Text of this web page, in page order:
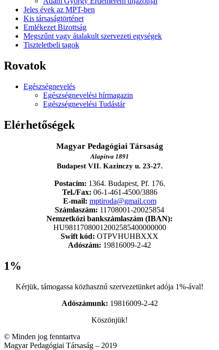
Jeles évek az MPT-ben
Kis társaságtörténet
Emlékezet Bizottság
Megszűnt vagy átalakult szervezeti egységek
Tiszteletbeli tagok
Rovatok
Egészségnevelés
Egészségnevelési hírmagazin
Egészségnevelési Tudástár
Elérhetőségek
Magyar Pedagógiai Társaság
Alapítva 1891
Budapest VII. Kazinczy u. 23-27.
Postacím: 1364. Budapest, Pf. 176.
Tel./Fax: 06-1-461-4500/3886
E-mail: mptiroda@gmail.com
Számlaszám: 11708001-20025854
Nemzetközi bankszámlaszám (IBAN):
HU98117080012002585400000000
Swift kód: OTPVHUHBXXX
Adószám: 19816009-2-42
1%
Kérjük, támogassa közhasznú szervezetünket adója 1%-ával!
Adószámunk: 19816009-2-42
Köszönjük!
© Minden jog fenntartva
Magyar Pedagógiai Társaság – 2019